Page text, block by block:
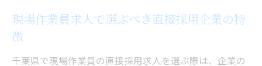
現場作業員求人で選ぶべき直接採用企業の特
徴
千葉県で現場作業員の直接採用求人を選ぶ際は、企業の